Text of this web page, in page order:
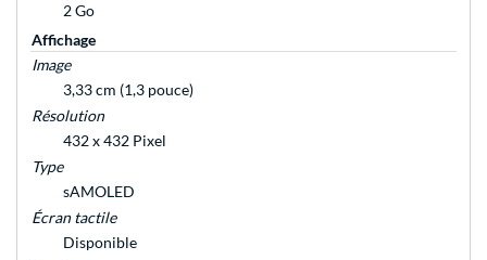
2 Go
Affichage
Image
3,33 cm (1,3 pouce)
Résolution
432 x 432 Pixel
Type
sAMOLED
Écran tactile
Disponible